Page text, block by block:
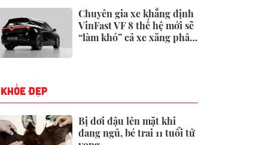
Chuyên gia xe khẳng định
VinFast VF 8 thế hệ mới sẽ
“làm khó” cả xe xăng phân
KHỎE ĐẸP
Bị dơi đậu lên mặt khi
đang ngủ, bé trai 11 tuổi tử